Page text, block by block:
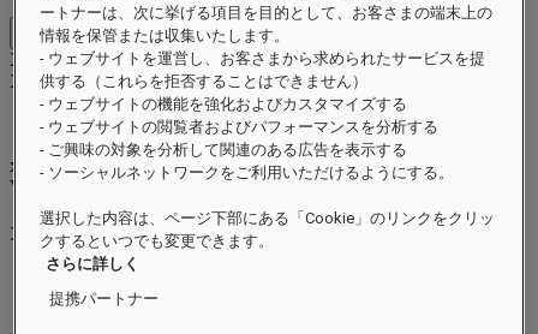
Close menu
Xxxx Xxxxxxxxx
XXXXXX X XXXXXXXX X
xxxxxxxx
Valid until
xx/xx/xxxx
リワードポイント
XXXpts
ロイヤルティアカウント
ご予約
ートナーは、次に挙げる項目を目的として、お客さまの端末上の
情報を保管または収集いたします。
- ウェブサイトを運営し、お客さまから求められたサービスを提
供する（これらを拒否することはできません）
- ウェブサイトの機能を強化およびカスタマイズする
- ウェブサイトの閲覧者およびパフォーマンスを分析する
- ご興味の対象を分析して関連のある広告を表示する
- ソーシャルネットワークをご利用いただけるようにする。
選択した内容は、ページ下部にある「Cookie」のリンクをクリッ
クするといつでも変更できます。
さらに詳しく
提携パートナー